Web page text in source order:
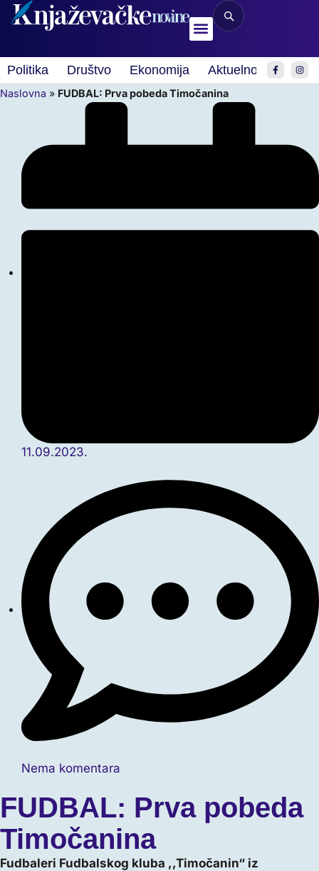
Politika Društvo Ekonomija Aktuelnosti Sport
Naslovna » FUDBAL: Prva pobeda Timočanina
11.09.2023.
Nema komentara
FUDBAL: Prva pobeda
Timočanina
Fudbaleri Fudbalskog kluba ,,Timočanin“ iz